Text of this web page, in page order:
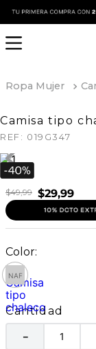
Ropa Mujer
Camisa tipo
REF: 019G347
$49,99 $29,99
Cantidad
－